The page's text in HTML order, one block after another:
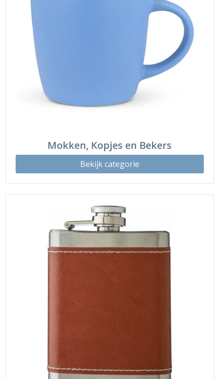
Mokken, Kopjes en Bekers
Bekijk categorie